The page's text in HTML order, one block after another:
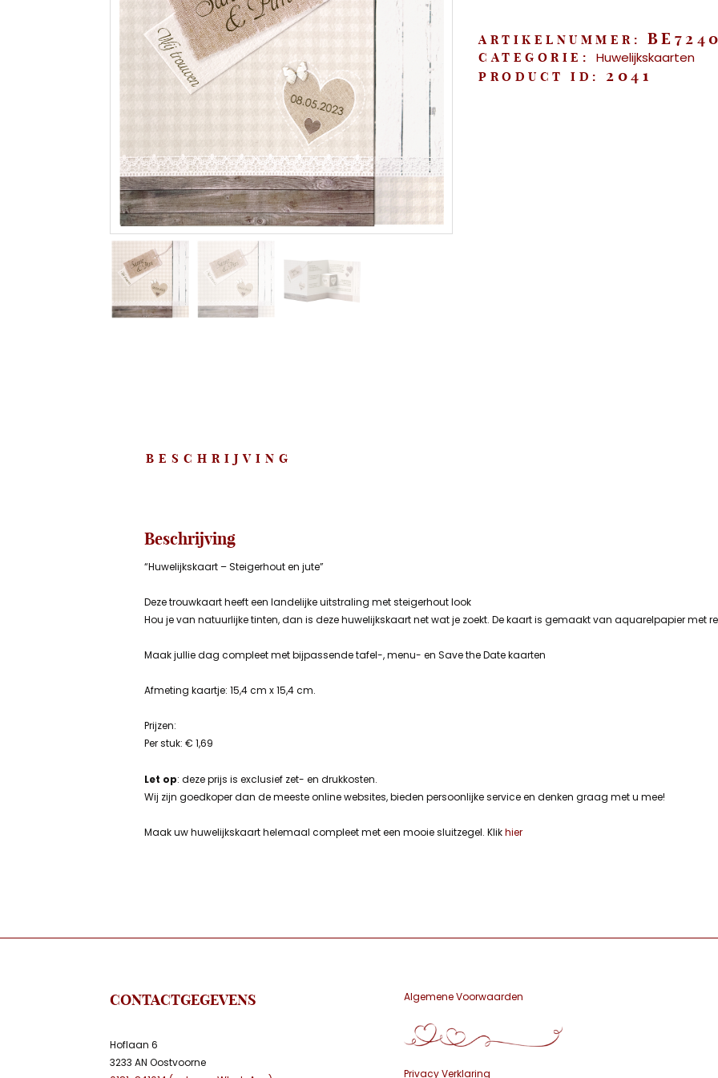
ARTIKELNUMMER:
CATEGORIE: Huwelijkskaarten
PRODUCT ID: 2041
BESCHRIJVING
Beschrijving
“Huwelijkskaart – Steigerhout en jute”
Deze trouwkaart heeft een landelijke uitstraling met steigerhout look
Hou je van natuurlijke tinten, dan is deze huwelijkskaart net wat je zoekt. De kaart is gemaakt van aquarelpapier met
Maak jullie dag compleet met bijpassende tafel-, menu- en Save the Date kaarten
Afmeting kaartje: 15,4 cm x 15,4 cm.
Prijzen:
Per stuk: € 1,69
Let op: deze prijs is exclusief zet- en drukkosten.
Wij zijn goedkoper dan de meeste online websites, bieden persoonlijke service en denken graag met u mee!
Maak uw huwelijkskaart helemaal compleet met een mooie sluitzegel. Klikhier
CONTACTGEGEVENS
Hoflaan 6
3233 AN Oostvoorne
Algemene Voorwaarden
Privacy Verklaring